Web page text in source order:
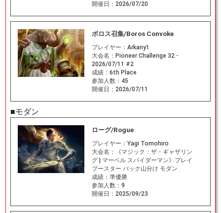
開催日： 2026/07/20
ボロス召集/Boros Convoke
プレイヤー： Arkany1
大会名： Pioneer Challenge 32 -
2026/07/11 #2
成績： 6th Place
参加人数： 45
開催日： 2026/07/11
■モダン
ローグ/Rogue
プレイヤー： Yagi Tomohiro
大会名：
《マジック：ザ・ギャザリン
グ | マーベル スパイダーマン》プレイ
ブースター パック山分け モダン
成績： 準優勝
参加人数： 9
開催日： 2025/09/23